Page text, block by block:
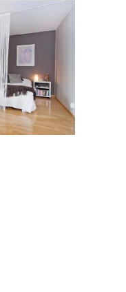
Тона с яркими
акцентами